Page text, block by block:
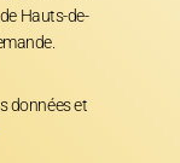
Hauts-de-
données et